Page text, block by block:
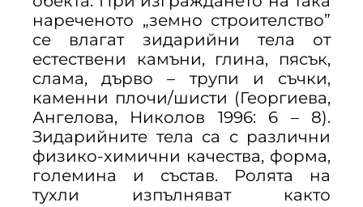
нареченото „земно строителство”
се влагат зидарийни тела от
естествени камъни, глина, пясък,
слама, дърво – трупи и съчки,
каменни плочи/шисти (Георгиева,
Ангелова, Николов 1996: 6 – 8).
Зидарийните тела са с различни
физико-химични качества, форма,
големина и състав. Ролята на
тухли изпълняват както